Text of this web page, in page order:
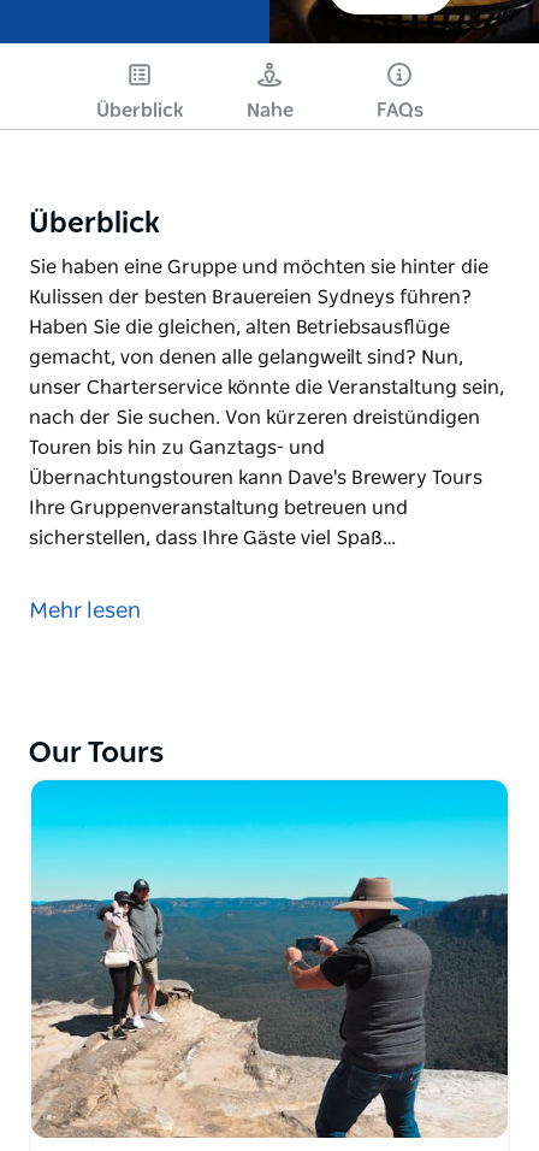
Überblick Nahe FAQs
Überblick
Sie haben eine Gruppe und möchten sie hinter die
Kulissen der besten Brauereien Sydneys führen?
Haben Sie die gleichen, alten Betriebsausflüge
gemacht, von denen alle gelangweilt sind? Nun,
unser Charterservice könnte die Veranstaltung sein,
nach der Sie suchen. Von kürzeren dreistündigen
Touren bis hin zu Ganztags- und
Übernachtungstouren kann Dave's Brewery Tours
Ihre Gruppenveranstaltung betreuen und
sicherstellen, dass Ihre Gäste viel Spaß…
Kulissen der besten Brauereien Sydneys führen?
Von kürzeren dreistündigen Touren bis hin zu
Ganztags- und Übernachtungstouren kann Dave's
Brewery Tours Ihre Gruppenveranstaltung betreuen
und sicherstellen, dass Ihre Gäste viel Spaß beim
Kennenlernen und Probieren lokaler Biere haben.
Mehr lesen
Our Tours